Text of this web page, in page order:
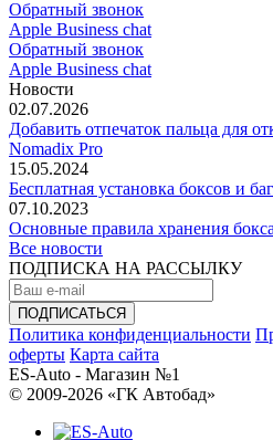
Обратный звонок
Apple Business chat
Обратный звонок
Apple Business chat
Новости
02.07.2026
Добавить отпечаток пальца для
Nomadix Pro
15.05.2024
Бесплатная установка боксов и
07.10.2023
Основные правила хранения
Все новости
ПОДПИСКА НА РАССЫЛКУ
Политика конфиденциальности
оферты Карта сайта
ES-Auto - Магазин №1
© 2009-2026 «ГК Автобад»